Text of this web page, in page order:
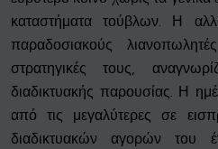
καταστήματα τούβλων. Η
παραδοσιακούς
στρατηγικές τους,
διαδικτυακής παρουσίας. Η
από τις μεγαλύτερες σε
διαδικτυακών αγορών του